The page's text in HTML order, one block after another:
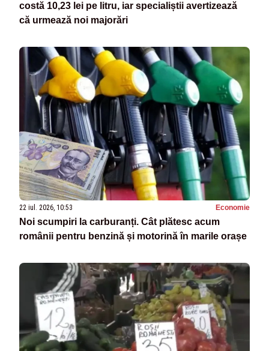
costă 10,23 lei pe litru, iar specialiștii avertizează
că urmează noi majorări
22 iul. 2026, 10:53 Economie
Noi scumpiri la carburanți. Cât plătesc acum
românii pentru benzină și motorină în marile orașe